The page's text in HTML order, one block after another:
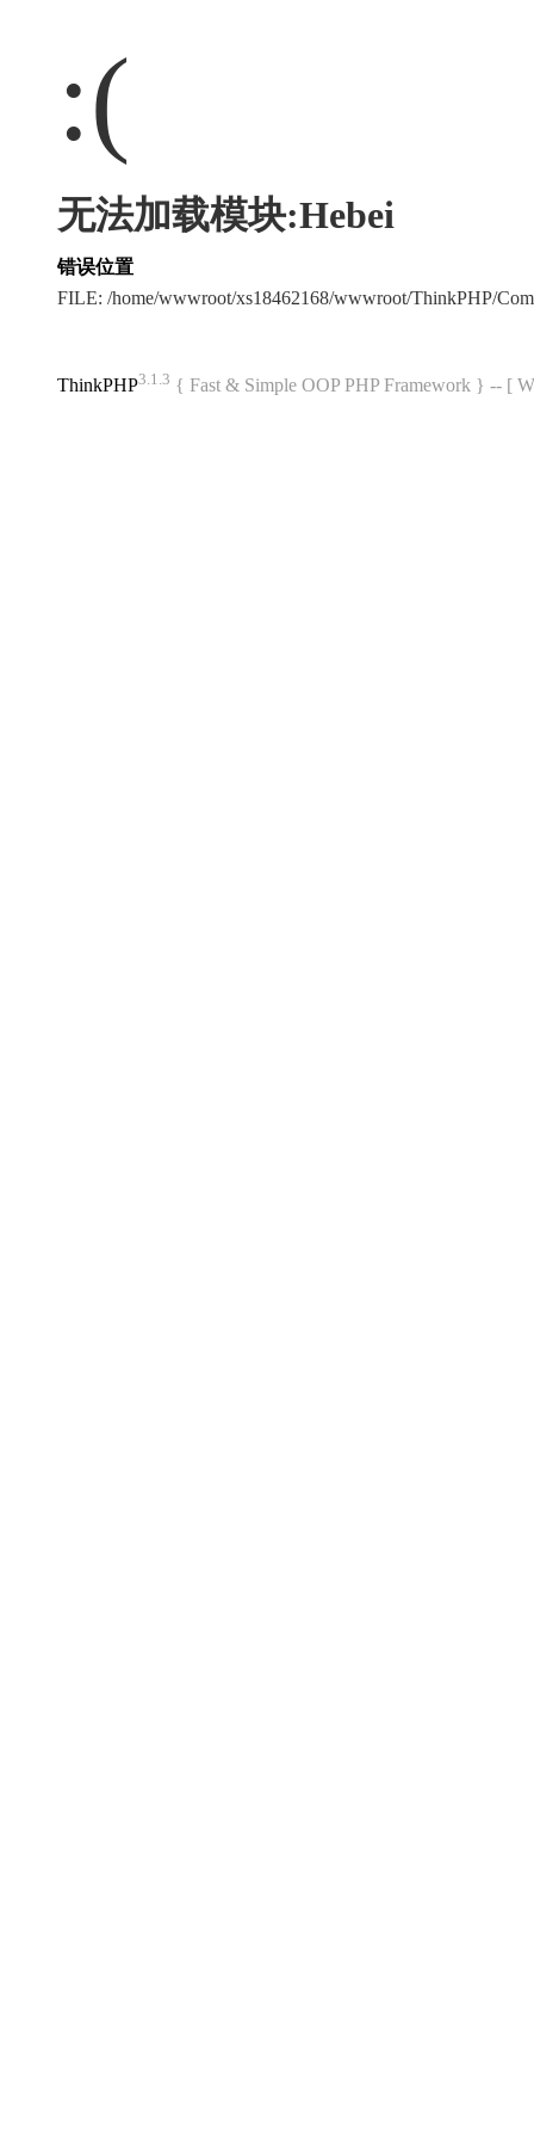
:(
无法加载模块:Hebei
错误位置
FILE: /home/wwwroot/xs18462168/wwwroot/ThinkPHP/
ThinkPHP3.1.3 { Fast & Simple OOP PHP Framework } -- [